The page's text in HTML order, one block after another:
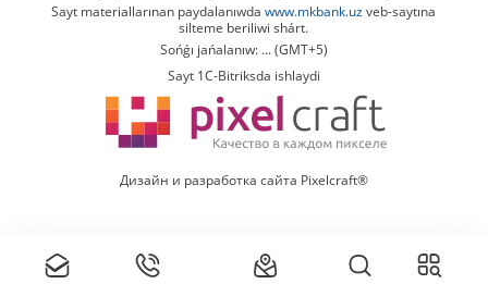
Sayt materiallarınan paydalanıwdawww.mkbank.uz veb-saytına
silteme beriliwi shárt.
Sońǵı jańalanıw: ... (GMT+5)
Sayt 1C-Bitriksda ishlaydi
Дизайн и разработка сайта Pixelcraft®